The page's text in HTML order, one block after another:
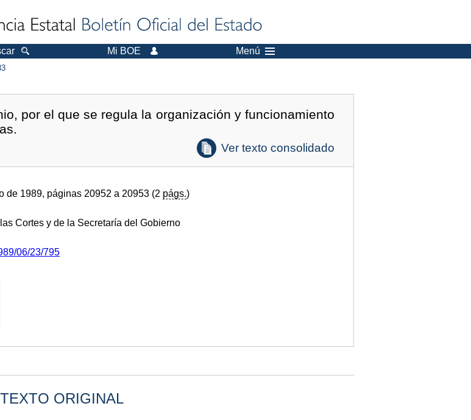
Mi BOE Menú
por el que se regula la organización y funcionamiento
Ver texto consolidado
de 1989, páginas 20952 a 20953 (2 págs.)
Cortes y de la Secretaría del Gobierno
06/23/795
TEXTO ORIGINAL